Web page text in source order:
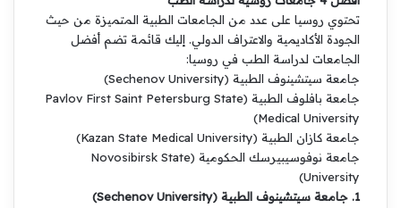
تحتوي روسيا على عدد من الجامعات الطبية المتميزة من حيث
الجودة الأكاديمية والاعتراف الدولي. إليك قائمة تضم أفضل
الجامعات لدراسة الطب في روسيا:
جامعة سيتشينوف الطبية (Sechenov University)
جامعة بافلوف الطبية (Pavlov First Saint Petersburg State
Medical University)
جامعة كازان الطبية (Kazan State Medical University)
جامعة نوفوسيبيرسك الحكومية (Novosibirsk State
University)
1. جامعة سيتشينوف الطبية (Sechenov University)